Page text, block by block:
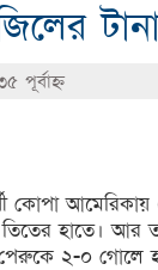
পূর্বাহ্ণ
কোপা
হাতে। আর
২-০ গোলে